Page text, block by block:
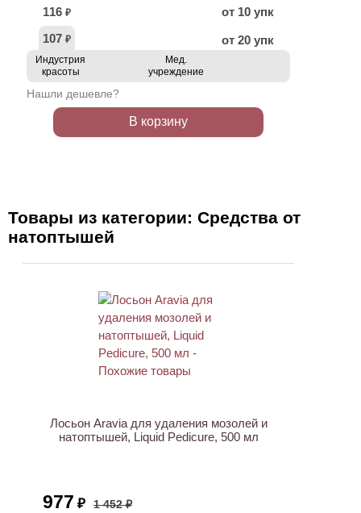
116 ₽
от 10 упк
107 ₽ от 20 упк
Индустрия
красоты
Мед.
учреждение
Нашли дешевле?
В корзину
Товары из категории: Средства от
натоптышей
Лосьон Aravia для удаления мозолей и
натоптышей, Liquid Pedicure, 500 мл
977 ₽ 1 452 ₽